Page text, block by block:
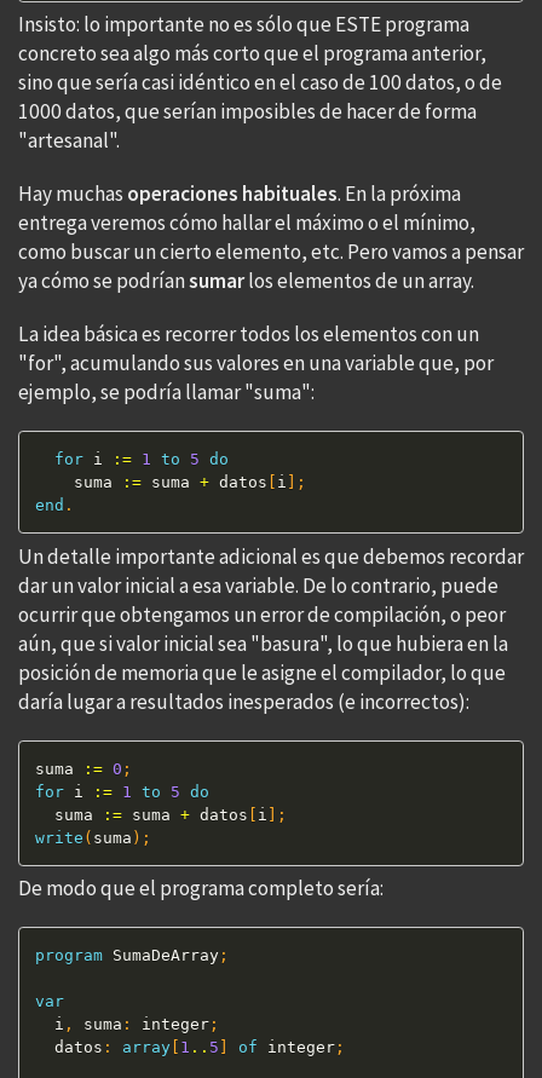
Insisto: lo importante no es sólo que ESTE programa
concreto sea algo más corto que el programa anterior,
sino que sería casi idéntico en el caso de 100 datos, o de
1000 datos, que serían imposibles de hacer de forma
"artesanal".
Hay muchas operaciones habituales. En la próxima
entrega veremos cómo hallar el máximo o el mínimo,
como buscar un cierto elemento, etc. Pero vamos a pensar
ya cómo se podríansumarlos elementos de un array.
La idea básica es recorrer todos los elementos con un
"for", acumulando sus valores en una variable que, por
ejemplo, se podría llamar "suma":
for i := 1 to 5 do
    suma
:= suma + datos i
;
end .
Un detalle importante adicional es que debemos recordar
dar un valor inicial a esa variable. De lo contrario, puede
ocurrir que obtengamos un error de compilación, o peor
aún, que si valor inicial sea "basura", lo que hubiera en la
posición de memoria que le asigne el compilador, lo que
daría lugar a resultados inesperados (e incorrectos):
suma := 0 ;
for i := 1 to 5 do
  suma
:= suma + datos [ i ] ;
write ( suma ) ;
De modo que el programa completo sería:
program SumaDeArray ;
var
  i
, suma : integer ;
  datos
: array 1 .. 5 of integer ;